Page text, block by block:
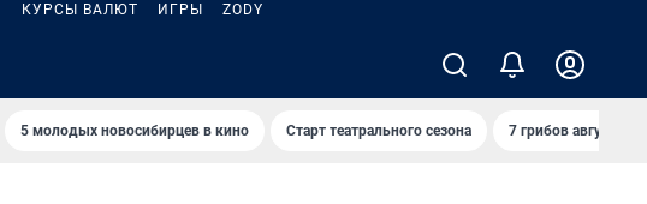
КУРСЫ ВАЛЮТ ИГРЫ ZODY
5 молодых новосибирцев в кино Старт театрального сезона 7 грибов августа